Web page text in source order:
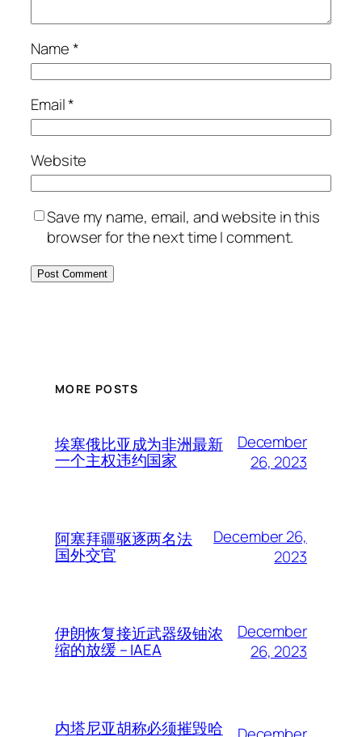
Name*
Email*
Website
Save my name, email, and website in this
browser for the next time I comment.
MORE POSTS
埃塞俄比亚成为非洲最新
一个主权违约国家
December
26, 2023
阿塞拜疆驱逐两名法
国外交官
December 26,
2023
伊朗恢复接近武器级铀浓
缩的放缓 – IAEA
December
26, 2023
内塔尼亚胡称必须摧毁哈